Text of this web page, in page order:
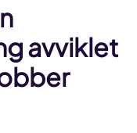
avviklet